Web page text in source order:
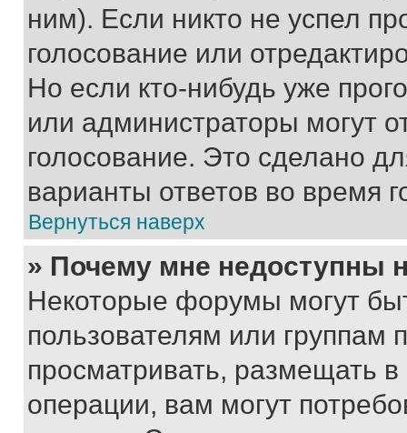
ним). Если никто не успел
голосование или
Но если кто-нибудь уже
или администраторы могут
голосование. Это сделано
варианты ответов во время
Вернуться наверх
» Почему мне недоступны
Некоторые форумы могут
пользователям или группам
просматривать, размещать
операции, вам могут